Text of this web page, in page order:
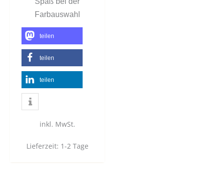
Farbauswahl
teilen
teilen
teilen
inkl. MwSt.
Lieferzeit: 1-2 Tage